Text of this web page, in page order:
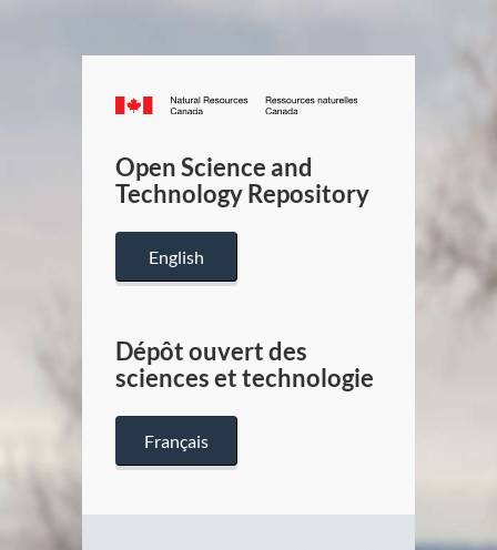
Canada.ca
/
Canada
Open Science and
Technology Repository
English
Dépôt ouvert des
sciences et technologie
Français